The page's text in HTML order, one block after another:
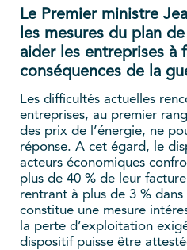
Le Premier ministre
les mesures du plan
aider les entreprises à
conséquences de la
Les difficultés actuelles
entreprises, au premier
des prix de l’énergie, ne
réponse. A cet égard, le
acteurs économiques
plus de 40 % de leur
rentrant à plus de 3 % dans
constitue une mesure
la perte d’exploitation
dispositif puisse être